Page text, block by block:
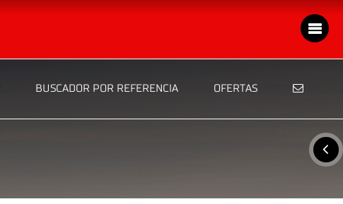
BUSCADOR POR REFERENCIA OFERTAS